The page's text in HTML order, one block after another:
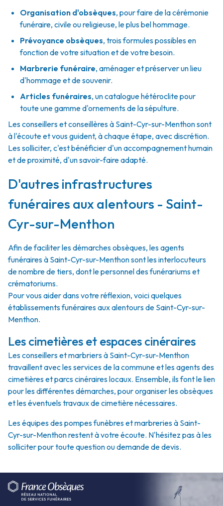
Organisation d'obsèques, pour faire de la cérémonie
funéraire, civile ou religieuse, le plus bel hommage.
Prévoyance obsèques, trois formules possibles en
fonction de votre situation et de votre besoin.
Marbrerie funéraire, aménager et préserver un lieu
d'hommage et de souvenir.
Articles funéraires, un catalogue hétéroclite pour
toute une gamme d'ornements de la sépulture.
Les conseillers et conseillères à Saint-Cyr-sur-Menthon sont
à l'écoute et vous guident, à chaque étape, avec discrétion.
Les solliciter, c'est bénéficier d'un accompagnement humain
et de proximité, d'un savoir-faire adapté.
D'autres infrastructures
funéraires aux alentours - Saint-
Cyr-sur-Menthon
Afin de faciliter les démarches obsèques, les agents
funéraires à Saint-Cyr-sur-Menthon sont les interlocuteurs
de nombre de tiers, dont le personnel des funérariums et
crématoriums.
Pour vous aider dans votre réflexion, voici quelques
établissements funéraires aux alentours de Saint-Cyr-sur-
Menthon.
Les cimetières et espaces cinéraires
Les conseillers et marbriers à Saint-Cyr-sur-Menthon
travaillent avec les services de la commune et les agents des
cimetières et parcs cinéraires locaux. Ensemble, ils font le lien
pour les différentes démarches, pour organiser les obsèques
et les éventuels travaux de cimetière nécessaires.
Les équipes des pompes funèbres et marbreries à Saint-
Cyr-sur-Menthon restent à votre écoute. N'hésitez pas à les
solliciter pour toute question ou demande de devis.